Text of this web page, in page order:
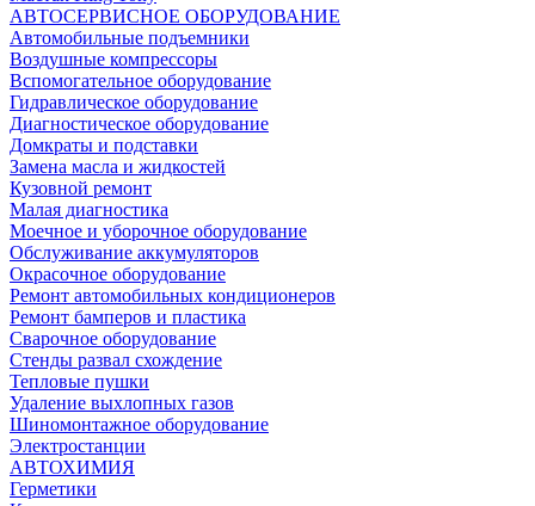
АВТОСЕРВИСНОЕ ОБОРУДОВАНИЕ
Автомобильные подъемники
Воздушные компрессоры
Вспомогательное оборудование
Гидравлическое оборудование
Диагностическое оборудование
Домкраты и подставки
Замена масла и жидкостей
Кузовной ремонт
Малая диагностика
Моечное и уборочное оборудование
Обслуживание аккумуляторов
Окрасочное оборудование
Ремонт автомобильных кондиционеров
Ремонт бамперов и пластика
Сварочное оборудование
Стенды развал схождение
Тепловые пушки
Удаление выхлопных газов
Шиномонтажное оборудование
Электростанции
АВТОХИМИЯ
Герметики